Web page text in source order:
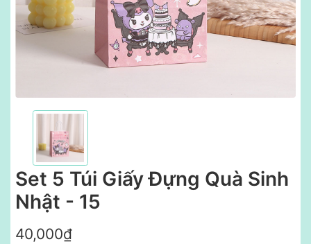
Set 5 Túi Giấy Đựng Quà Sinh
Nhật - 15
40,000₫